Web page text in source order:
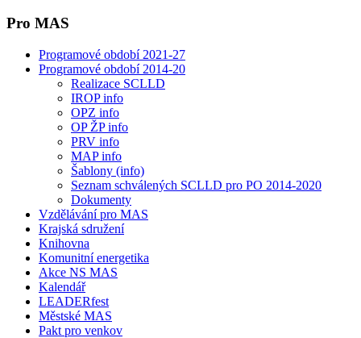
Pro MAS
Programové období 2021-27
Programové období 2014-20
Realizace SCLLD
IROP info
OPZ info
OP ŽP info
PRV info
MAP info
Šablony (info)
Seznam schválených SCLLD pro PO 2014-2020
Dokumenty
Vzdělávání pro MAS
Krajská sdružení
Knihovna
Komunitní energetika
Akce NS MAS
Kalendář
LEADERfest
Městské MAS
Pakt pro venkov